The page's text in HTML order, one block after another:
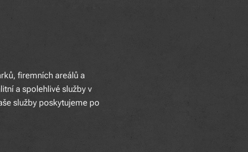
firemních areálů a
a spolehlivé služby v
služby poskytujeme po